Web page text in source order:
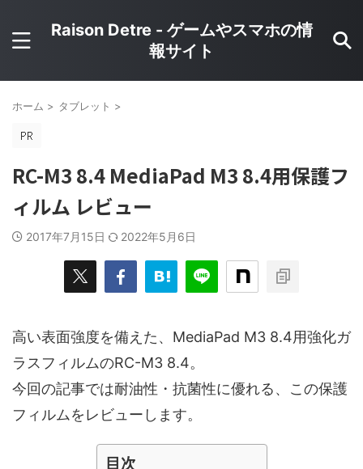
Raison Detre - ゲームやスマホの情
報サイト
ホーム > タブレット >
RC-M3 8.4 MediaPad M3 8.4用保護フ
ィルム レビュー
2017年7月15日 2022年5月6日
高い表面強度を備えた、MediaPad M3 8.4用強化ガ
ラスフィルムのRC-M3 8.4。
今回の記事では耐油性・抗菌性に優れる、この保護
フィルムをレビューします。
目次